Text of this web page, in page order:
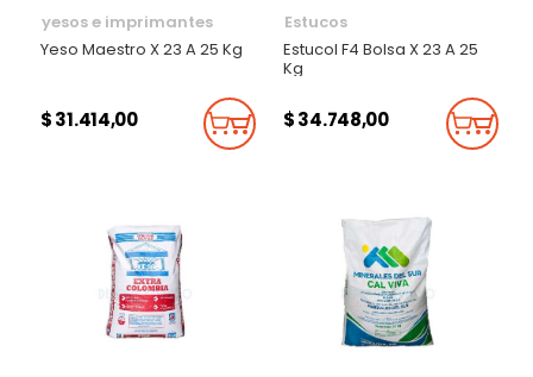
yesos e imprimantes
Yeso Maestro X 23 A 25 Kg
$ 31.414,00 Añadir Al Carrito
Estucos
Estucol F4 Bolsa X 23 A 25
Kg
$ 34.748,00